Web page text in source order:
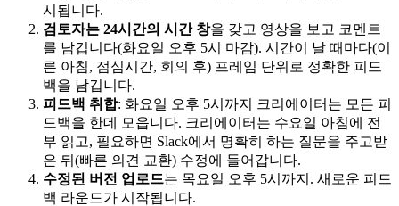
시됩니다.
검토자는 24시간의 시간 창을 갖고 영상을 보고 코멘트
를 남깁니다(화요일 오후 5시 마감). 시간이 날 때마다(이
른 아침, 점심시간, 회의 후) 프레임 단위로 정확한 피드
백을 남깁니다.
피드백 취합: 화요일 오후 5시까지 크리에이터는 모든 피
드백을 한데 모읍니다. 크리에이터는 수요일 아침에 전
부 읽고, 필요하면 Slack에서 명확히 하는 질문을 주고받
은 뒤(빠른 의견 교환) 수정에 들어갑니다.
수정된 버전 업로드는 목요일 오후 5시까지. 새로운 피드
백 라운드가 시작됩니다.